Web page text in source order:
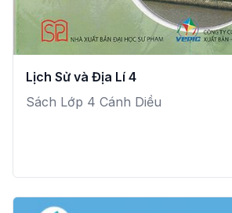
Lịch Sử và Địa Lí 4
Sách Lớp 4 Cánh Diều